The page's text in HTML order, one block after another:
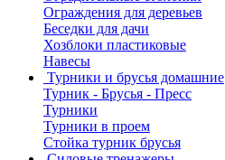
Ограждения для деревьев
Беседки для дачи
Хозблоки пластиковые
Навесы
Турники и брусья домашние
Турник - Брусья - Пресс
Турники
Турники в проем
Стойка турник брусья